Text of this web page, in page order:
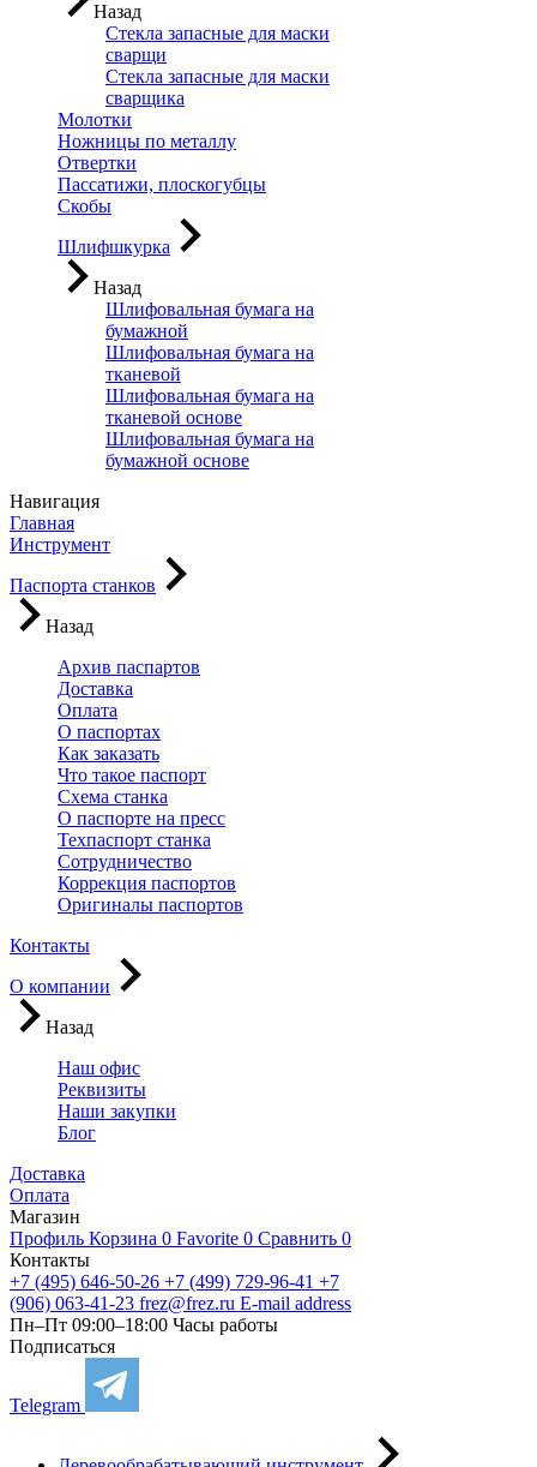
Назад
Стекла запасные для маски
сварщи
Стекла запасные для маски
сварщика
Молотки
Ножницы по металлу
Отвертки
Пассатижи, плоскогубцы
Скобы
Шлифшкурка
Назад
Шлифовальная бумага на
бумажной
Шлифовальная бумага на
тканевой
Шлифовальная бумага на
тканевой основе
Шлифовальная бумага на
бумажной основе
Навигация
Главная
Инструмент
Паспорта станков
Назад
Архив паспартов
Доставка
Оплата
О паспортах
Как заказать
Что такое паспорт
Схема станка
О паспорте на пресс
Техпаспорт станка
Сотрудничество
Коррекция паспортов
Оригиналы паспортов
Контакты
О компании
Назад
Наш офис
Реквизиты
Наши закупки
Блог
Доставка
Оплата
Магазин
Профиль Корзина 0 Favorite 0 Сравнить 0
Контакты
+7 (495) 646-50-26 +7 (499) 729-96-41 +7
(906) 063-41-23 frez@frez.ru E-mail address
Пн–Пт 09:00–18:00 Часы работы
Подписаться
Telegram